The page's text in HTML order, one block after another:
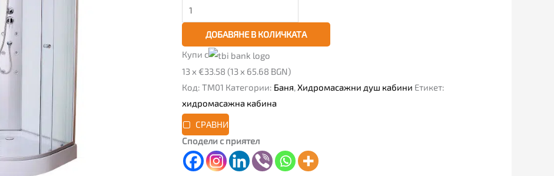
ДОБАВЯНЕ В КОЛИЧКАТА
Купи с
13 x €33.58 (13 x 65.68 BGN)
Код: TM01 Категории: Баня,Хидромасажни душ кабини Етикет:
хидромасажна кабина
СРАВНИ
Сподели с приятел